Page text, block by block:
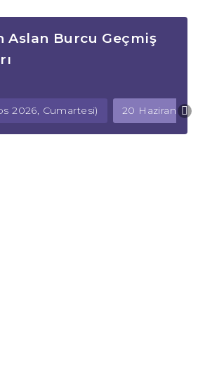
Aslan Burcu Geçmiş
2026, Cumartesi) 20 Haziran